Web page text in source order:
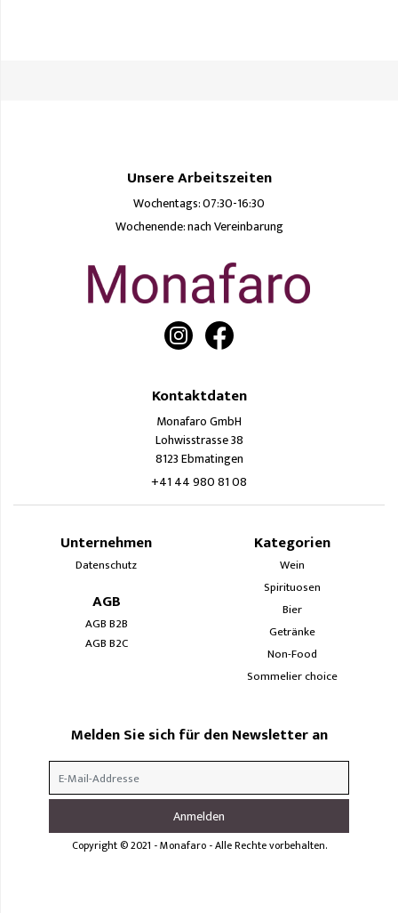
Unsere Arbeitszeiten
Wochentags: 07:30-16:30
Wochenende: nach Vereinbarung
Kontaktdaten
Monafaro GmbH
Lohwisstrasse 38
8123 Ebmatingen
+41 44 980 81 08
Unternehmen
Datenschutz
AGB
AGB B2B
AGB B2C
Kategorien
Wein
Spirituosen
Bier
Getränke
Non-Food
Sommelier choice
Melden Sie sich für den Newsletter an
Copyright © 2021 - Monafaro - Alle Rechte vorbehalten.